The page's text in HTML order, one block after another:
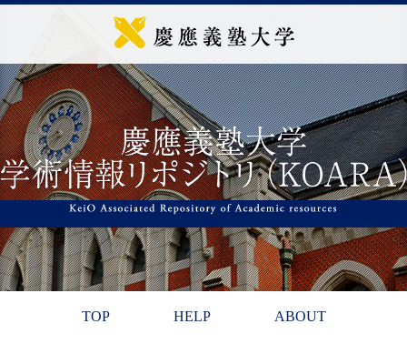
TOP HELP ABOUT